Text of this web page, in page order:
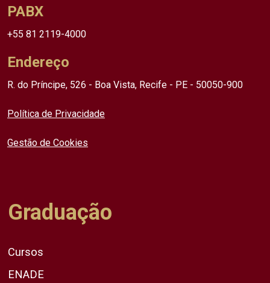
PABX
+55 81 2119-4000
Endereço
R. do Príncipe, 526 - Boa Vista, Recife - PE - 50050-900
Política de Privacidade
Gestão de Cookies
Graduação
Cursos
ENADE